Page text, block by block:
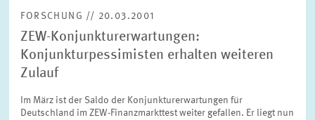
FORSCHUNG // 20.03.2001
ZEW-Konjunkturerwartungen:
Konjunkturpessimisten erhalten weiteren
Zulauf
Im März ist der Saldo der Konjunkturerwartungen für
Deutschland im ZEW-Finanzmarkttest weiter gefallen. Er liegt nun